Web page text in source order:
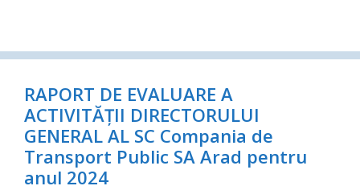
RAPORT DE EVALUARE A
ACTIVITĂȚII DIRECTORULUI
GENERAL AL SC Compania de
Transport Public SA Arad pentru
anul 2024